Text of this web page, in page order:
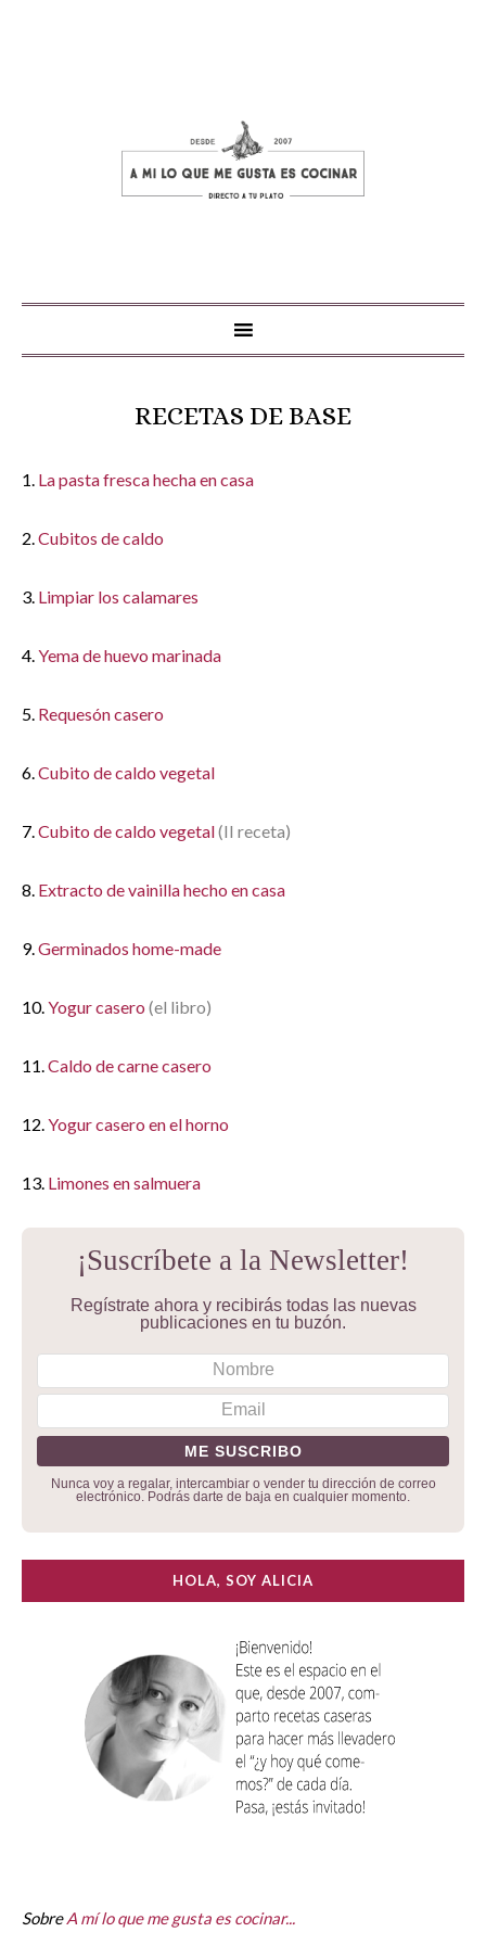
RECETAS DE BASE
1. La pasta fresca hecha en casa
2.Cubitos de caldo
3. Limpiar los calamares
4.Yema de huevo marinada
5. Requesón casero
6.Cubito de caldo vegetal
7.Cubito de caldo vegetal(II receta)
8. Extracto de vainilla hecho en casa
9.Germinados home-made
10.Yogur casero (el libro)
11.Caldo de carne casero
12.Yogur casero en el horno
13. Limones en salmuera
¡Suscríbete a la Newsletter!
Regístrate ahora y recibirás todas las nuevas
publicaciones en tu buzón.
Nunca voy a regalar, intercambiar o vender tu dirección de correo
electrónico. Podrás darte de baja en cualquier momento.
HOLA, SOY ALICIA
SobreA mí lo que me gusta es cocinar...